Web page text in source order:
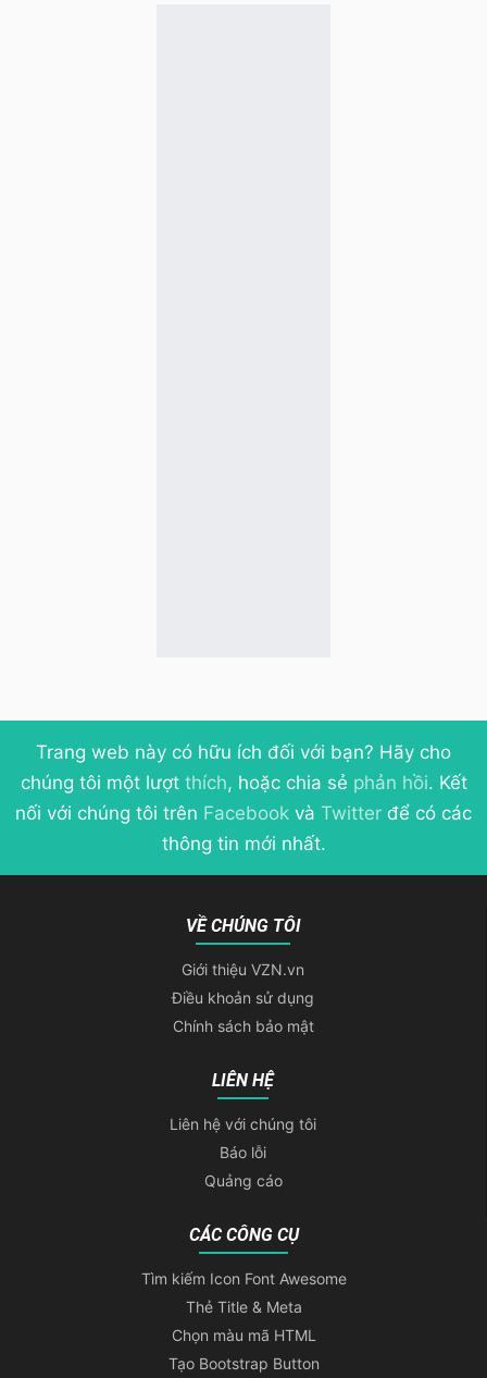
Trang web này có hữu ích đối với bạn? Hãy cho
chúng tôi một lượt thích, hoặc chia sẻ phản hồi. Kết
nối với chúng tôi trên Facebook và Twitter để có các
thông tin mới nhất.
VỀ CHÚNG TÔI
Giới thiệu VZN.vn
Điều khoản sử dụng
Chính sách bảo mật
LIÊN HỆ
Liên hệ với chúng tôi
Báo lỗi
Quảng cáo
CÁC CÔNG CỤ
Tìm kiếm Icon Font Awesome
Thẻ Title & Meta
Chọn màu mã HTML
Tạo Bootstrap Button